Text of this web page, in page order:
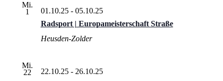
Mi.
1
Radsport | Europameisterschaft Straße
01.10.25- 05.10.25
Heusden-Zolder
Mi.
22
22.10.25- 26.10.25